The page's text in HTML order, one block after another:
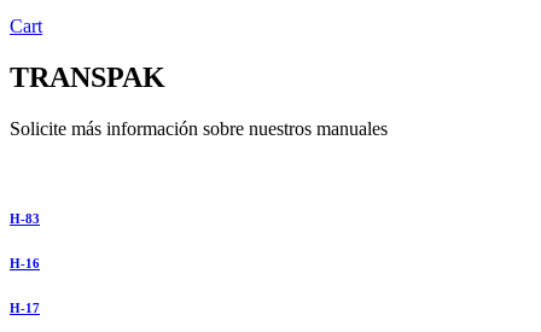
Cart
TRANSPAK
Solicite más información sobre nuestros manuales
H-83
H-16
H-17